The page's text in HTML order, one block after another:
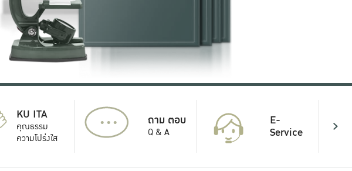
KU ITA
คุณธรรม
ความโปร่งใส
... ถาม ตอบ
Q & A
E-
Service